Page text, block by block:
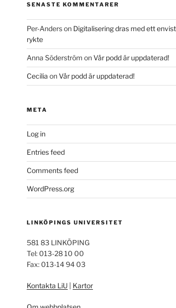
SENASTE KOMMENTARER
Per-Anderson Digitalisering dras med ett envist
rykte
Anna Söderström onVår podd är uppdaterad!
Cecilia onVår podd är uppdaterad!
META
Log in
Entries feed
Comments feed
WordPress.org
LINKÖPINGS UNIVERSITET
581 83 LINKÖPING
Tel: 013-28 10 00
Fax: 013-14 94 03
Kontakta LiU Kartor